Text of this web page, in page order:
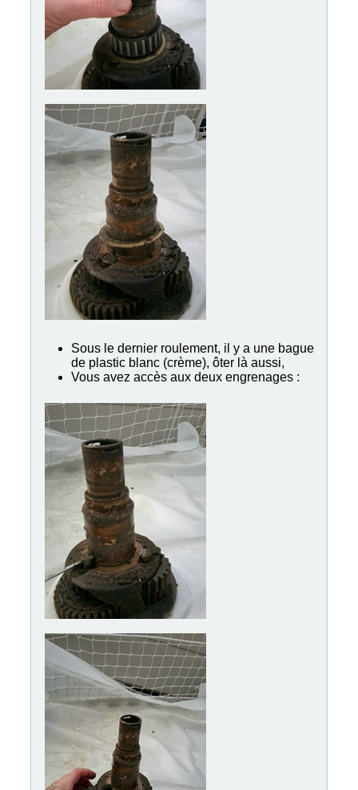
Sous le dernier roulement, il y a une bague
de plastic blanc (crème), ôter là aussi,
Vous avez accès aux deux engrenages :